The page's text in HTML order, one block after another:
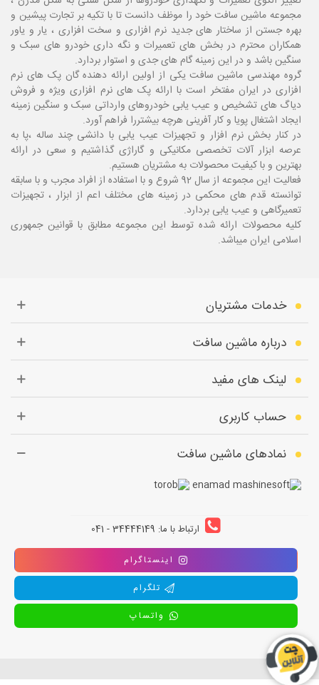
مجموعه ماشین سافت خود را موظف دانست تا با تکیه بر تجارت پیشین و
بهره جستن از ساختار های جدید نرم افزاری و سخت افزاری ، یار و یاور
همکاران محترم در بخش های تعمیرات و نگه داری خودرو های سبک و
سنگین باشد و در این زمینه گام های جدی و استوار بردارد.
گروه مهندسی ماشین سافت یکی از اولین ارائه دهنده گان پک های نرم
افزاری در ایران مفتخر است با ارائه پک های نرم افزاری ویژه و فروش
دیاگ های تشخیص و عیب یابی خودروهای وارداتی سبک و سنگین زمینه
ایجاد اشتغال پویا و کار آفرینی هرچه بیشتررا فراهم آورد.
در کنار بخش نرم افزار و تجهیزات عیب یابی با دانشی چند ساله ،پا به
عرصه ابزار آلات تخصصی مکانیکی و گاراژی گذاشتیم و سعی در ارائه
بهترین و با کیفیت محصولات به مشتریان هستیم.
فعالیت این مجموعه از سال 92 شروع و با استفاده از افراد مجرب و با سابقه
توانسته قدم های محکمی در زمینه های مختلف اعم از ابزار ، تجهیزات
تعمیرگاهی و عیب یابی بردارد.
کلیه محصولات ارائه شده توسط این مجموعه مطابق با قوانین جمهوری
اسلامی ایران میباشد.
خدمات مشتریان
درباره ماشین سافت
لینک های مفید
حساب کاربری
نمادهای ماشین سافت
ارتباط با ما: 34444149 - 041
اینستاگرام
تلگرام
واتساپ